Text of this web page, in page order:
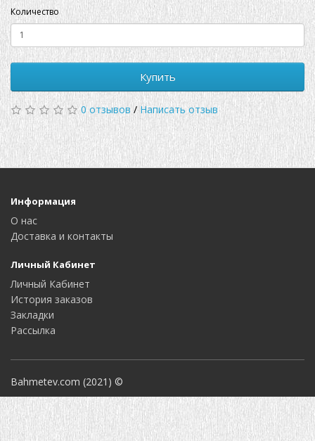
Количество
Купить
0 отзывов/ Написать отзыв
Информация
О нас
Доставка и контакты
Личный Кабинет
Личный Кабинет
История заказов
Закладки
Рассылка
Bahmetev.com (2021) ©